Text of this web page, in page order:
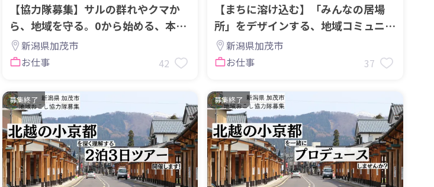
【協力隊募集】サルの群れやクマか
ら、地域を守る。0から始める、本気
のハンター暮らし。
新潟県加茂市
お仕事
42
【まちに溶け込む】「みんなの居場
所」をデザインする、地域コミュニテ
ィプロデューサー募集！
新潟県加茂市
お仕事
37
募集終了 募集終了